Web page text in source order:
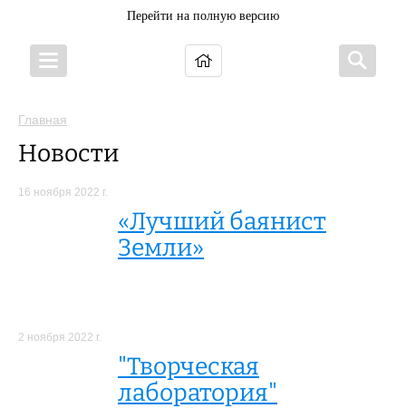
Перейти на полную версию
Главная
Новости
16 ноября 2022 г.
«Лучший баянист
Земли»
2 ноября 2022 г.
"Творческая
лаборатория"